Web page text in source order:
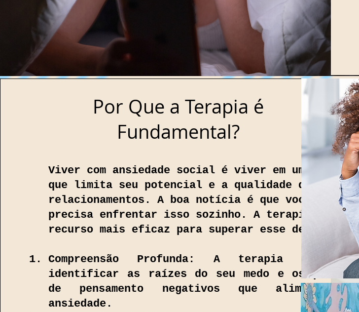
Por Que a Terapia é
Fundamental?
Viver com ansiedade social é viver em uma prisão
que limita seu potencial e a qualidade dos seus
relacionamentos. A boa notícia é que você não
precisa enfrentar isso sozinho. A terapia é o
recurso mais eficaz para superar esse desafio.
Compreensão Profunda: A terapia ajuda a
identificar as raízes do seu medo e os padrões
de pensamento negativos que alimentam a
ansiedade.